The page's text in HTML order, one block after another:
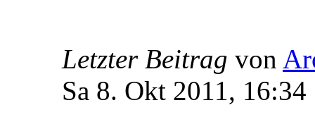
Letzter Beitrag von
Sa 8. Okt 2011, 16:34